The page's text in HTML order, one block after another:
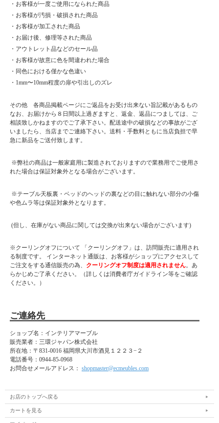
・お客様が一度ご使用になられた商品
・お客様が汚損・破損された商品
・お客様が加工された商品
・お届け後、修理等された商品
・アウトレット品などのセール品
・お客様が故意に色を間違われた場合
・同色における僅かな色違い
・1mm〜10mm程度の扉や引出しのズレ
その他 各商品掲載ページにご返品をお受け出来ない旨記載があるもの
なお、お届けから８日間以上過ぎますと、返金、返品につましては、ご
相談致しかねますのでご了承下さい。配送途中の破損などの事故がござ
いましたら、当店までご連絡下さい。送料・手数料ともに当店負担で早
急に新品をご送付致します。
※弊社の商品は一般家庭用に製造されておりますので業務用でご使用さ
れた場合は保証対象外となる場合がございます。
※テーブル天板裏・ベッドのヘッドの裏などの目に触れない部分の小傷
や色ムラ等は保証対象外となります。
(但し、在庫がない商品に関しては交換が出来ない場合がございます)
※クーリングオフについて 「クーリングオフ」は、訪問販売に適用され
る制度です。 インターネット通販は、お客様がショップにアクセスして
ご注文をする通信販売の為、 クーリングオフ制度は適用されません。あ
らかじめご了承ください。（詳しくは消費者庁ガイドライン等をご確認
ください。）
ご連絡先
ショップ名：インテリアマーブル
販売業者：三環ジャパン株式会社
所在地： 〒831-0016 福岡県大川市酒見１２２３−２
電話番号： 0944-85-0968
お問合せメールアドレス： shopmaster@ecmeubles.com
お店のトップへ戻る
カートを見る